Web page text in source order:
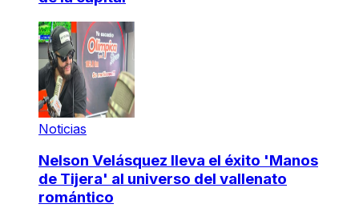
Noticias
Nelson Velásquez lleva el éxito 'Manos
de Tijera' al universo del vallenato
romántico